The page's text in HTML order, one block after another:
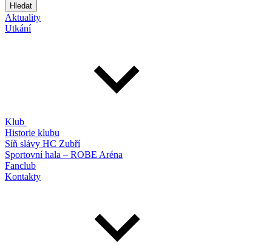
Hledat
Aktuality
Utkání
Klub
Historie klubu
Síň slávy HC Zubří
Sportovní hala – ROBE Aréna
Fanclub
Kontakty